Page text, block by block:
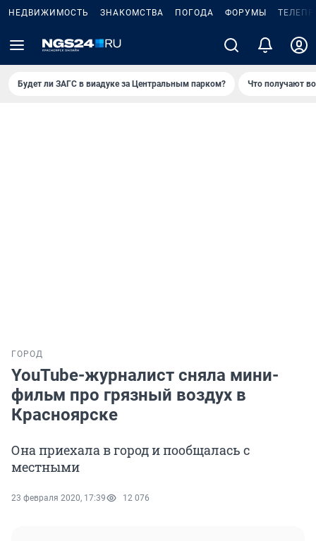
НЕДВИЖИМОСТЬ ЗНАКОМСТВА ПОГОДА ФОРУМЫ
Будет ли ЗАГС в виадуке за Центральным парком? Что получают
ГОРОД
YouTube-журналист сняла мини-
фильм про грязный воздух в
Красноярске
Она приехала в город и пообщалась с
местными
23 февраля 2020, 17:39 12 076